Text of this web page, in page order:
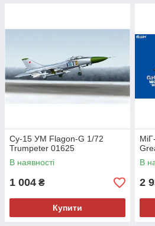
Су-15 УМ Flagon-G 1/72
Trumpeter 01625
В наявності
1 004 ₴
Купити
В
2